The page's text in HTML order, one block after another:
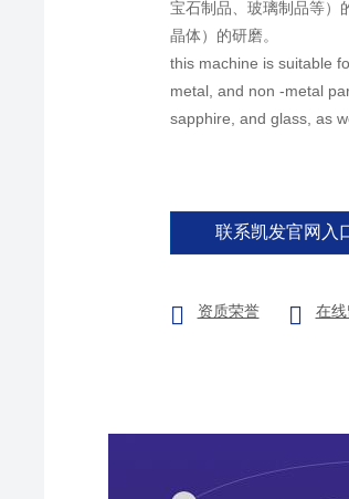
宝石制品、玻璃制品等）
晶体）的研磨。
this machine is suitable
metal, and non -metal
sapphire, and glass, as
联系凯发官网入
资质荣誉 在